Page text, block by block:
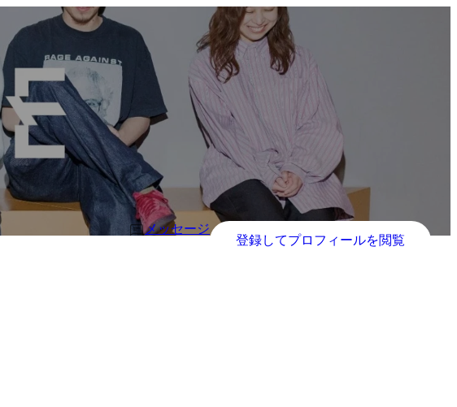
メッセージ
登録してプロフィールを閲覧